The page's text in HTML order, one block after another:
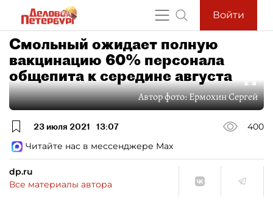
Войти
Смольный ожидает полную
вакцинацию 60% персонала
общепита к середине августа
Автор фото:Ермохин Сергей
23 июля 2021 13:07
400
Читайте нас в мессенджере Max
dp.ru
Все материалы автора